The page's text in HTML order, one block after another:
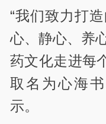
“我们致力打
心、静心、养
药文化走进每
取名为心海
示。